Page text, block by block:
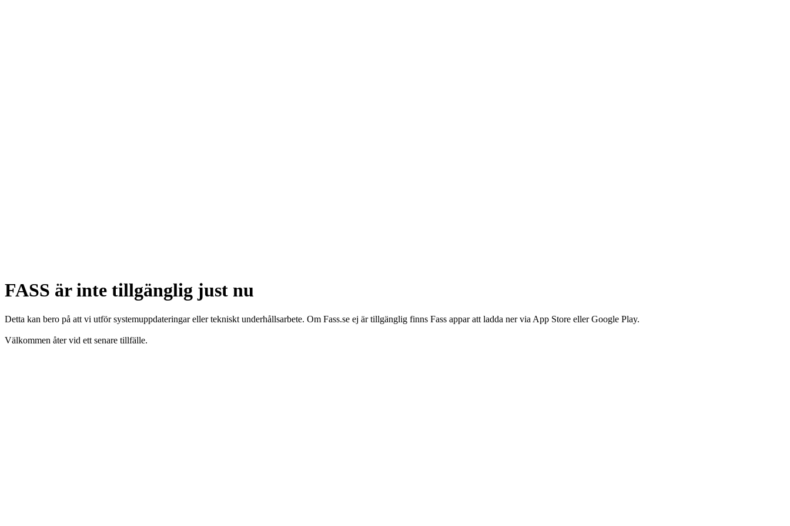
FASS är inte tillgänglig just nu
Detta kan bero på att vi utför systemuppdateringar eller tekniskt underhållsarbete. Om Fass.se ej är tillgänglig finns Fass appar att ladda ner via App Store eller Google Play.
Välkommen åter vid ett senare tillfälle.